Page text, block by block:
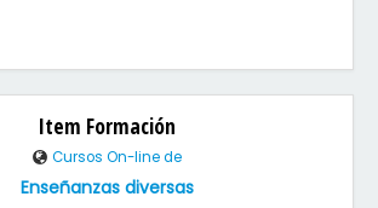
Item Formación
Cursos On-line de
Enseñanzas diversas